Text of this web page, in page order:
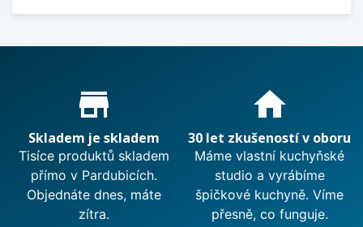
Proč nakupovat u nás?
store_mall_directory
Skladem je skladem
Tisíce produktů skladem
přímo v Pardubicích.
Objednáte dnes, máte
zítra.
home
30 let zkušeností v oboru
Máme vlastní kuchyňské
studio a vyrábíme
špičkové kuchyně. Víme
přesně, co funguje.